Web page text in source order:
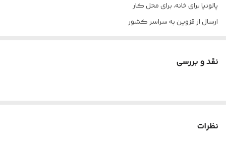
پالونیا برای خانه، برای محل کار
ارسال از قزوین به سراسر کشور
نقد و بررسی
نظرات